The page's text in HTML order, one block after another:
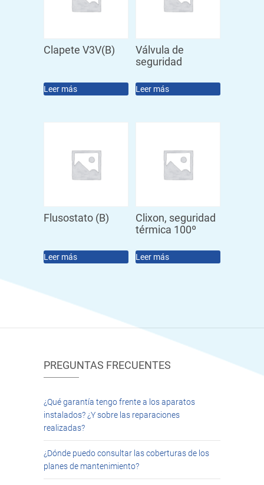
Clapete V3V(B)
Leer más
Válvula de
seguridad
Leer más
Flusostato (B)
Leer más
Clixon, seguridad
térmica 100º
Leer más
PREGUNTAS FRECUENTES
¿Qué garantía tengo frente a los aparatos
instalados? ¿Y sobre las reparaciones
realizadas?
¿Dónde puedo consultar las coberturas de los
planes de mantenimiento?